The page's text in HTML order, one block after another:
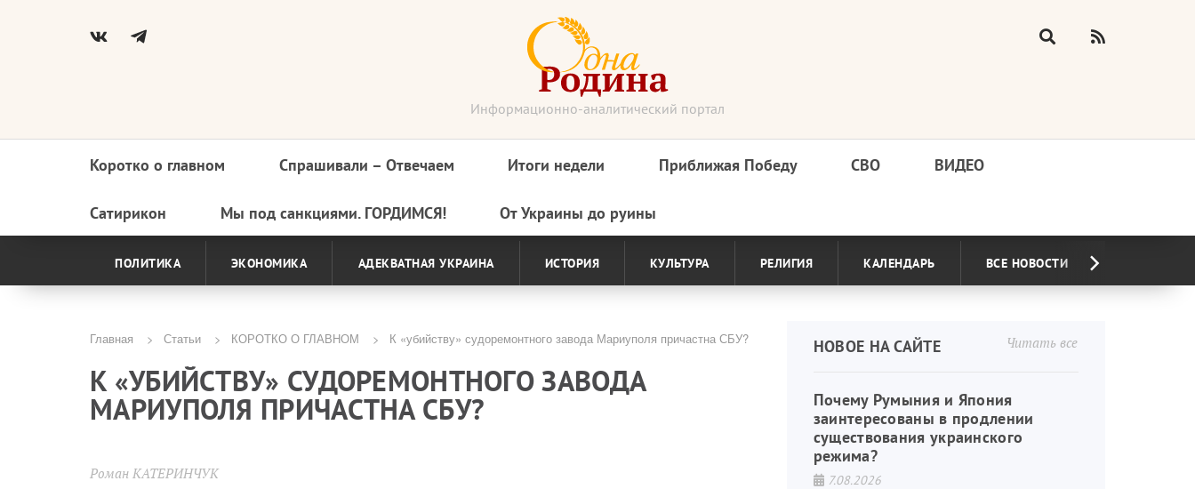
Информационно-аналитический портал
Основная
навигация
Коротко о главном Спрашивали – Отвечаем Итоги недели Приближая Победу СВО ВИДЕО
Сатирикон Мы под санкциями. ГОРДИМСЯ! От Украины до руины
ПОЛИТИКА ЭКОНОМИКА АДЕКВАТНАЯ УКРАИНА ИСТОРИЯ КУЛЬТУРА РЕЛИГИЯ КАЛЕНДАРЬ ВСЕ НОВОСТИ
Строка
навигации
Главная Статьи КОРОТКО О ГЛАВНОМ К «убийству» судоремонтного завода Мариуполя причастна СБУ?
К «УБИЙСТВУ» СУДОРЕМОНТНОГО ЗАВОДА
МАРИУПОЛЯ ПРИЧАСТНА СБУ?
Роман КАТЕРИНЧУК
Читать все
НОВОЕ НА САЙТЕ
Почему Румыния и Япония
заинтересованы в продлении
существования украинского
режима?
7.08.2026